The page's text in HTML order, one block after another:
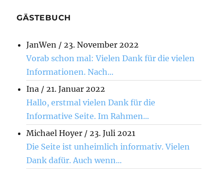
GÄSTEBUCH
JanWen / 23. November 2022
Vorab schon mal: Vielen Dank für die vielen
Informationen. Nach...
Ina / 21. Januar 2022
Hallo, erstmal vielen Dank für die
Informative Seite. Im Rahmen...
Michael Hoyer / 23. Juli 2021
Die Seite ist unheimlich informativ. Vielen
Dank dafür. Auch wenn...